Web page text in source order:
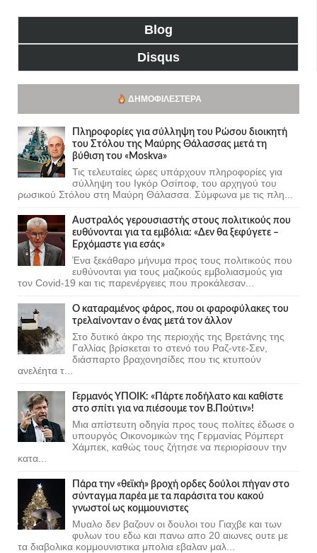
Blog
Disqus
ΔΗΜΟΦΙΛΈΣΤΕΡΑ
Πληροφορίες για σύλληψη του Ρώσου διοικητή
του Στόλου της Mαύρης Θάλασσας μετά τη
βύθιση του «Moskva»
Τις τελευταίες ώρες υπάρχουν πληροφορίες για
σύλληψη του Ιγκόρ Οσίποφ, του αρχηγού του
ρωσικού Στόλου στη Μαύρη Θάλασσα. Σύμφωνα με τις πλη...
Αυστραλός γερουσιαστής στους πολιτικούς που
ευθύνονται για τα εμβόλια: «Δεν θα ξεφύγετε –
Ερχόμαστε για εσάς»
Ένα ξεκάθαρο μήνυμα προς τους πολιτικούς που
ευθύνονται για τους μαζικούς εμβολιασμούς για
τον Covid-19 και τις παρενέργειες που προκάλεσαν...
Ο καταραμένος φάρος, που οι φαροφύλακες του
τρελαίνονταν ο ένας μετά τον άλλον
Στο δυτικό άκρο της περιοχής της Βρετάνης της
Γαλλίας βρίσκεται το στενό του Ραζ-ντε-Σεν,
διάσπαρτο βραχονησίδες που τις κτυπούν
ανελέητα τ...
Γερμανός ΥΠΟΙΚ: «Πάρτε ποδήλατο και καθίστε
στο σπίτι για να πιέσουμε τον Β.Πούτιν»!
Μια απίστευτη οδηγία προς τους πολίτες έδωσε ο
υπουργός Οικονομικών της Γερμανίας Ρόμπερτ
Χάμπεκ, καθώς τους ζήτησε να περιορίσουν την
κατα...
Πάρα την «θεϊκή» βροχή ορδες δούλοι πήγαν στο
σύνταγμα παρέα με τα παράσιτα του κακού
γνωστοί ως κομμουνιστες
Μυαλο δεν βαζουν οι δουλοι του Γιαχβε και των
φυλων του εδω και πανω απο 20 αιωνες ουτε με
τα διαβολικα κομμουνιστικα μπολια εβαλαν μαλ...